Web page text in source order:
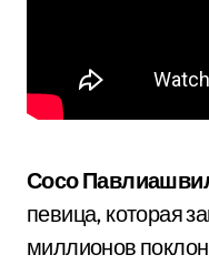
Сосо
певица, которая
миллионов